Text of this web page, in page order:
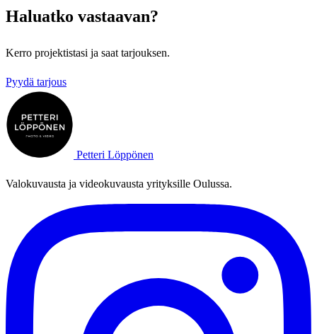
Haluatko vastaavan?
Kerro projektistasi ja saat tarjouksen.
Pyydä tarjous
Petteri Löppönen
Valokuvausta ja videokuvausta yrityksille Oulussa.